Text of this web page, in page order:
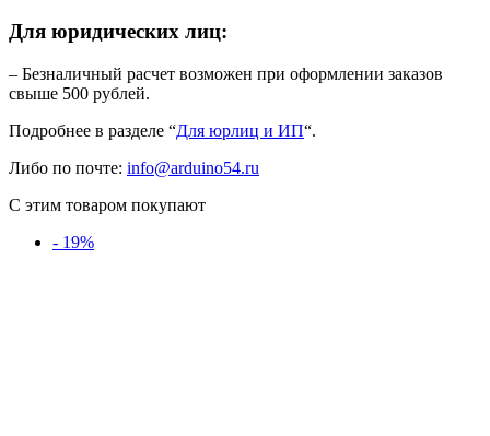
Для юридических лиц:
– Безналичный расчет возможен при оформлении заказов
свыше 500 рублей.
Подробнее в разделе “Для юрлиц и ИП“.
Либо по почте: info@arduino54.ru
С этим товаром покупают
- 19%